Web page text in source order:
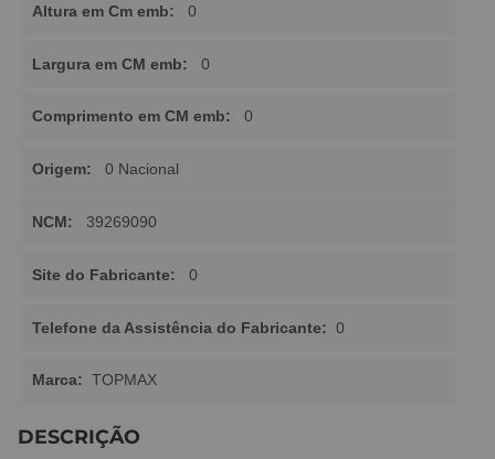
Altura em Cm emb: 0
Largura em CM emb: 0
Comprimento em CM emb: 0
Origem: 0 Nacional
NCM: 39269090
Site do Fabricante: 0
Telefone da Assistência do Fabricante: 0
Marca: TOPMAX
DESCRIÇÃO